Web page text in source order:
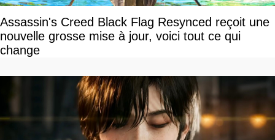
Assassin's Creed Black Flag Resynced reçoit une
nouvelle grosse mise à jour, voici tout ce qui
change